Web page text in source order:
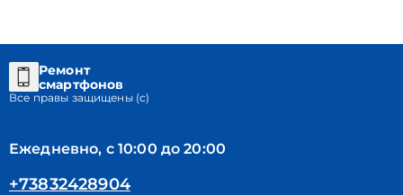
Ремонт
смартфонов
Все правы защищены (с)
Ежедневно, с 10:00 до 20:00
+73832428904